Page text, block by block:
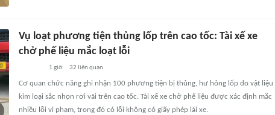
Vụ loạt phương tiện thủng lốp trên cao tốc: Tài xế xe
chở phế liệu mắc loạt lỗi
1 giờ 32 liên quan
Cơ quan chức năng ghi nhận 100 phương tiện bị thủng, hư hỏng lốp do vật liệu
kim loại sắc nhọn rơi vãi trên cao tốc. Tài xế xe chở phế liệu được xác định mắc
nhiều lỗi vi phạm, trong đó có lỗi không có giấy phép lái xe.